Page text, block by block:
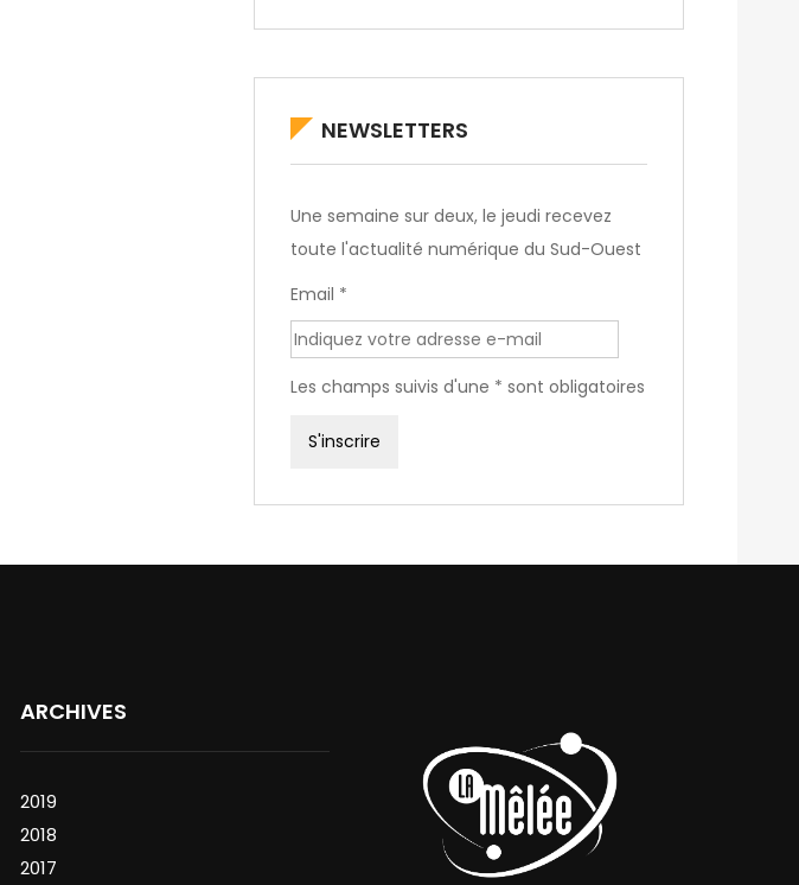
NEWSLETTERS
Une semaine sur deux, le jeudi recevez
toute l'actualité numérique du Sud-Ouest
Email *
Les champs suivis d'une * sont obligatoires
ARCHIVES
2019
2018
2017